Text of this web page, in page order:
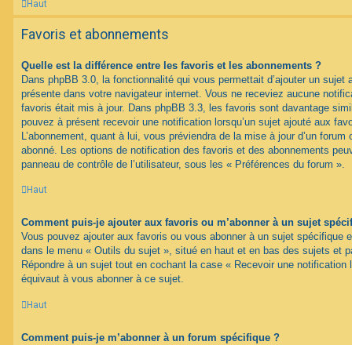
Haut
Favoris et abonnements
Quelle est la différence entre les favoris et les abonnements ?
Dans phpBB 3.0, la fonctionnalité qui vous permettait d’ajouter un
présente dans votre navigateur internet. Vous ne receviez aucune
favoris était mis à jour. Dans phpBB 3.3, les favoris sont davantage
pouvez à présent recevoir une notification lorsqu’un sujet ajouté aux
L’abonnement, quant à lui, vous préviendra de la mise à jour d’un forum
abonné. Les options de notification des favoris et des abonnements
panneau de contrôle de l’utilisateur, sous les « Préférences du forum ».
Haut
Comment puis-je ajouter aux favoris ou m’abonner à un sujet
Vous pouvez ajouter aux favoris ou vous abonner à un sujet spécifique
dans le menu « Outils du sujet », situé en haut et en bas des sujets et
Répondre à un sujet tout en cochant la case « Recevoir une notification
équivaut à vous abonner à ce sujet.
Haut
Comment puis-je m’abonner à un forum spécifique ?